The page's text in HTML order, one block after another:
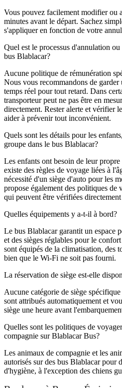
Vous pouvez facilement modifier ou
minutes avant le départ. Sachez
s'appliquer en fonction de votre
Quel est le processus d'annulation
bus Blablacar?
Aucune politique de rémunération
Nous vous recommandons de
temps réel pour tout retard. Dans
transporteur peut ne pas être en
directement. Rester alerte et vérifier
aider à prévenir tout inconvénient.
Quels sont les détails pour les
groupe dans le bus Blablacar?
Les enfants ont besoin de leur
existe des règles de voyage liées à
nécessité d'un siège d'auto pour les
propose également des politiques de
qui peuvent être vérifiées
Quelles équipements y a-t-il à bord?
Le bus Blablacar garantit un espace
et des sièges réglables pour le
sont équipés de la climatisation, des
bien que le Wi-Fi ne soit pas fourni.
La réservation de siège est-elle
Aucune catégorie de siège
sont attribués automatiquement et
siège une heure avant
Quelles sont les politiques de
compagnie sur Blablacar Bus?
Les animaux de compagnie et les
autorisés sur des bus Blablacar pour
d'hygiène, à l'exception des chiens